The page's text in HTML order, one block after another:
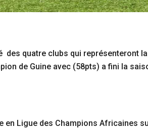
des quatre clubs qui représenteront
de Guine avec (58pts) a fini la
en Ligue des Champions Africaines